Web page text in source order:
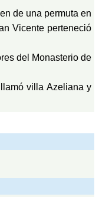
de una permuta en
Vicente perteneció
del Monasterio de
villa Azeliana y